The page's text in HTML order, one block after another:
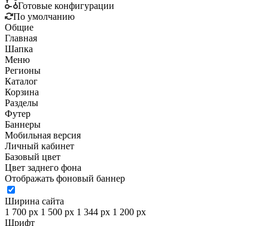
Готовые конфигурации
По умолчанию
Общие
Главная
Шапка
Меню
Регионы
Каталог
Корзина
Разделы
Футер
Баннеры
Мобильная версия
Личный кабинет
Базовый цвет
Цвет заднего фона
Отображать фоновый баннер
Ширина сайта
1 700 px 1 500 px 1 344 px 1 200 px
Шрифт